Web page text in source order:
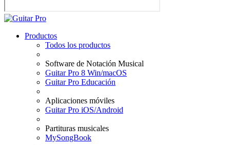
Productos
Todos los productos
Software de Notación Musical
Guitar Pro 8 Win/macOS
Guitar Pro Educación
Aplicaciones móviles
Guitar Pro iOS/Android
Partituras musicales
MySongBook